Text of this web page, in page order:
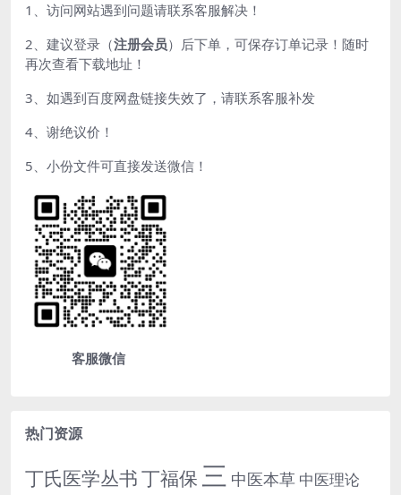
1、访问网站遇到问题请联系客服解决！
2、建议登录（注册会员）后下单，可保存订单记录！随时
再次查看下载地址！
3、如遇到百度网盘链接失效了，请联系客服补发
4、谢绝议价！
5、小份文件可直接发送微信！
客服微信
热门资源
丁氏医学丛书丁福保 三 中医本草 中医理论